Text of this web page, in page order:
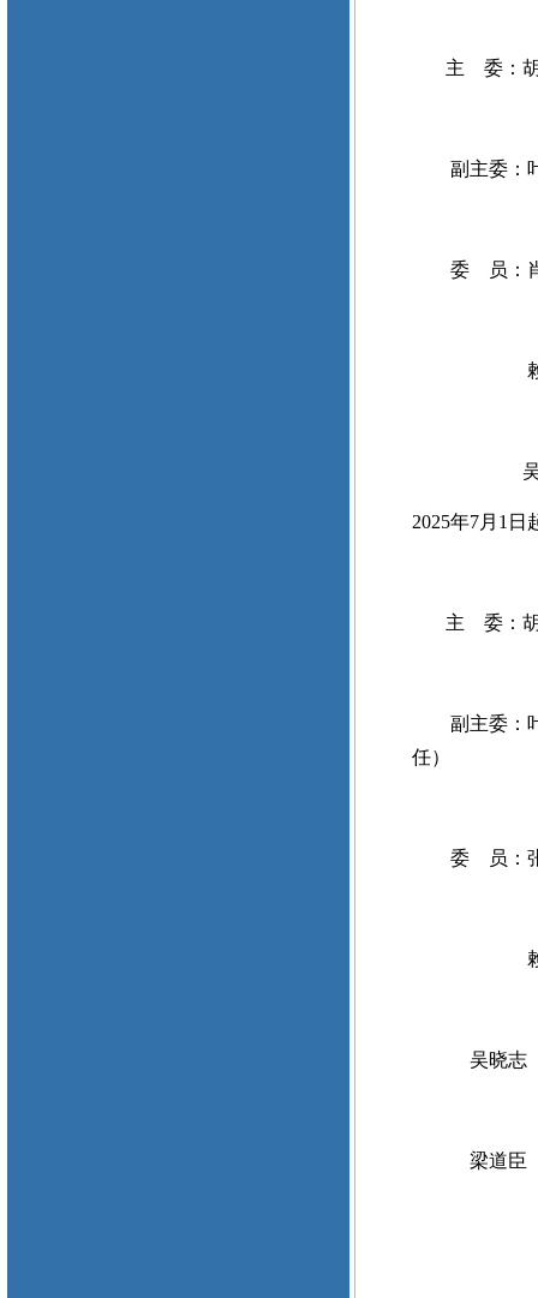
主 委：胡
副主委
委 员
赖红武
吴晓
2025年7月1日
主 委：胡
副主委
任）
委 员：
赖红武
吴晓志
梁道臣